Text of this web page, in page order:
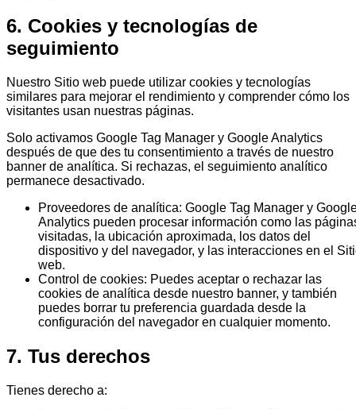
6. Cookies y tecnologías de
seguimiento
Nuestro Sitio web puede utilizar cookies y tecnologías
similares para mejorar el rendimiento y comprender cómo los
visitantes usan nuestras páginas.
Solo activamos Google Tag Manager y Google Analytics
después de que des tu consentimiento a través de nuestro
banner de analítica. Si rechazas, el seguimiento analítico
permanece desactivado.
Proveedores de analítica: Google Tag Manager y
Analytics pueden procesar información como las
visitadas, la ubicación aproximada, los datos del
dispositivo y del navegador, y las interacciones en el
web.
Control de cookies: Puedes aceptar o rechazar las
cookies de analítica desde nuestro banner, y también
puedes borrar tu preferencia guardada desde la
configuración del navegador en cualquier momento.
7. Tus derechos
Tienes derecho a: